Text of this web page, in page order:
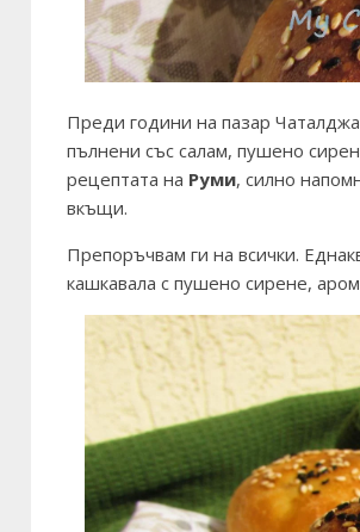
Преди години на пазар
пълнени със салам, пушено
рецептата на Руми, силно
вкъщи.
Препоръчвам ги на всички.
кашкавала с пушено сирене,